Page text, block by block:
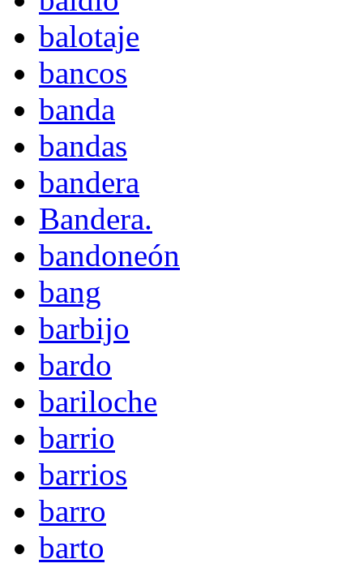
balotaje
bancos
banda
bandas
bandera
Bandera.
bandoneón
bang
barbijo
bardo
bariloche
barrio
barrios
barro
barto